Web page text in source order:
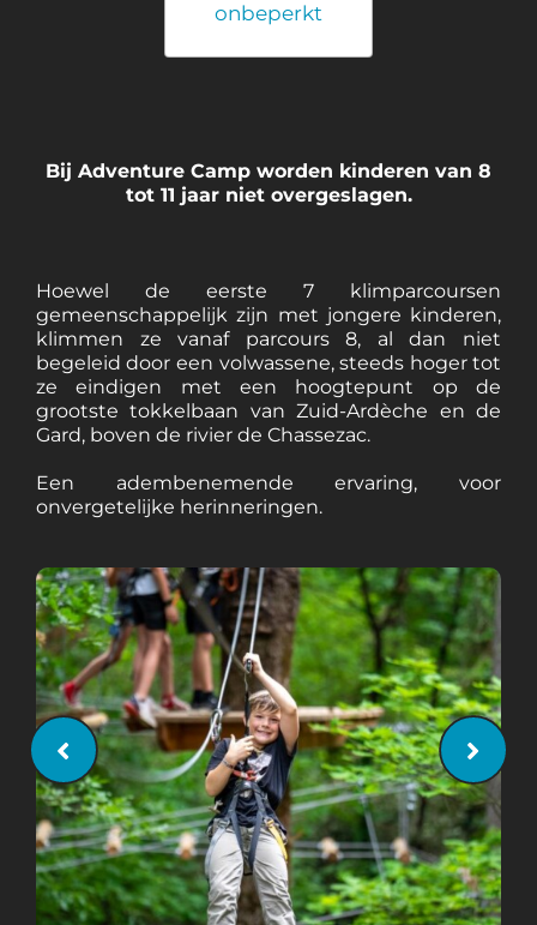
onbeperkt
Bij Adventure Camp worden kinderen van 8
tot 11 jaar niet overgeslagen.
Hoewel de eerste 7 klimparcoursen
gemeenschappelijk zijn met jongere kinderen,
klimmen ze vanaf parcours 8, al dan niet
begeleid door een volwassene, steeds hoger tot
ze eindigen met een hoogtepunt op de
grootste tokkelbaan van Zuid-Ardèche en de
Gard, boven de rivier de Chassezac.
Een adembenemende ervaring, voor
onvergetelijke herinneringen.